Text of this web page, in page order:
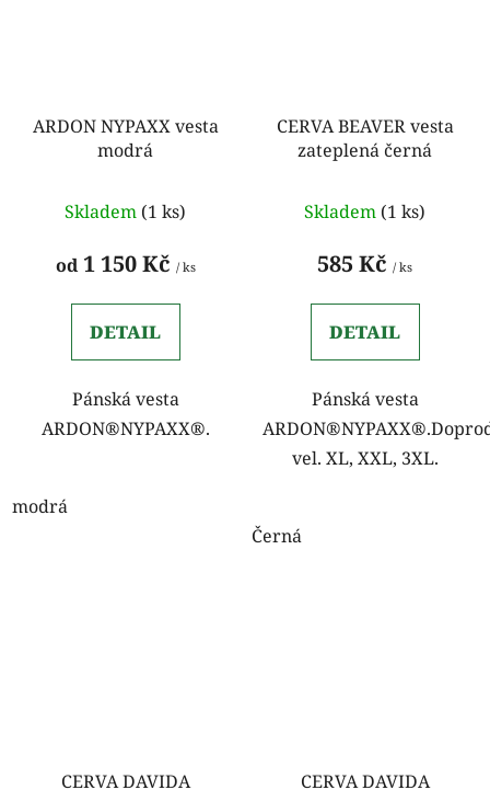
ARDON NYPAXX vesta
modrá
Skladem (1 ks)
od1 150 Kč / ks
DETAIL
Pánská vesta
ARDON®NYPAXX®.
modrá
CERVA BEAVER vesta
zateplená černá
Skladem (1 ks)
585 Kč / ks
DETAIL
Pánská vesta
vel. XL, XXL, 3XL.
Černá
CERVA DAVIDA CERVA DAVIDA